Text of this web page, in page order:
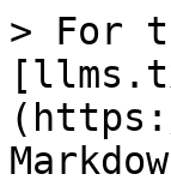
> For